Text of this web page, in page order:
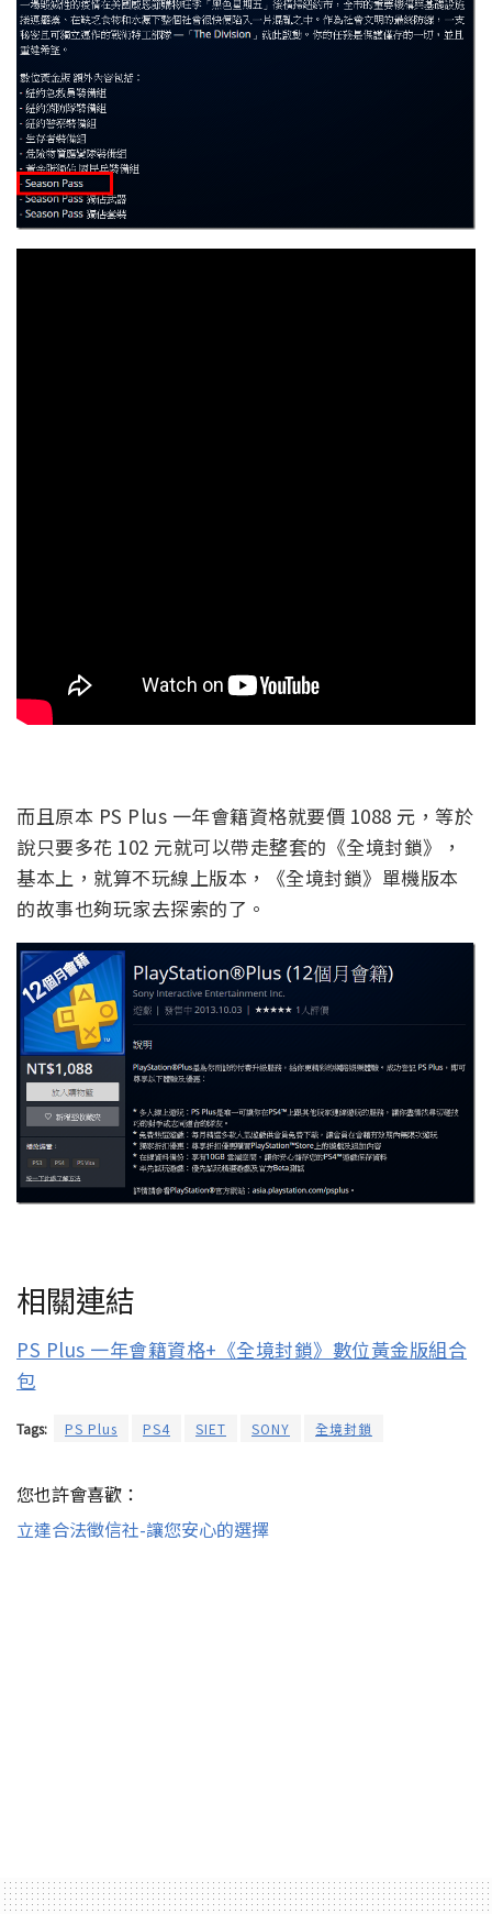
而且原本 PS Plus 一年會籍資格就要價 1088 元，等於
說只要多花 102 元就可以帶走整套的《全境封鎖》，
基本上，就算不玩線上版本，《全境封鎖》單機版本
的故事也夠玩家去探索的了。
相關連結
PS Plus 一年會籍資格+《全境封鎖》數位黃金版組合
包
Tags: PS Plus PS4 SIET SONY 全境封鎖
您也許會喜歡：
立達合法徵信社-讓您安心的選擇